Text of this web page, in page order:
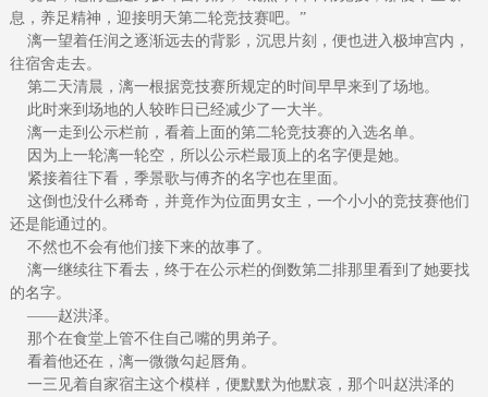
息，养足精神，迎接明天第二轮竞技赛吧。”
漓一望着任润之逐渐远去的背影，沉思片刻，便也进入极坤宫内，
往宿舍走去。
第二天清晨，漓一根据竞技赛所规定的时间早早来到了场地。
此时来到场地的人较昨日已经减少了一大半。
漓一走到公示栏前，看着上面的第二轮竞技赛的入选名单。
因为上一轮漓一轮空，所以公示栏最顶上的名字便是她。
紧接着往下看，季景歌与傅齐的名字也在里面。
这倒也没什么稀奇，并竟作为位面男女主，一个小小的竞技赛他们
还是能通过的。
不然也不会有他们接下来的故事了。
漓一继续往下看去，终于在公示栏的倒数第二排那里看到了她要找
的名字。
——赵洪泽。
那个在食堂上管不住自己嘴的男弟子。
看着他还在，漓一微微勾起唇角。
一三见着自家宿主这个模样，便默默为他默哀，那个叫赵洪泽的